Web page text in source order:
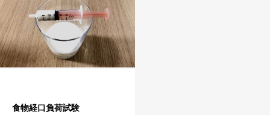
食物経口負荷試験